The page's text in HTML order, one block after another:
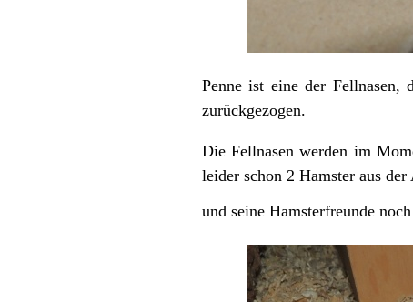
Penne ist eine der Fellnasen,
zurückgezogen.
Die Fellnasen werden im
leider schon 2 Hamster aus
und seine Hamsterfreunde